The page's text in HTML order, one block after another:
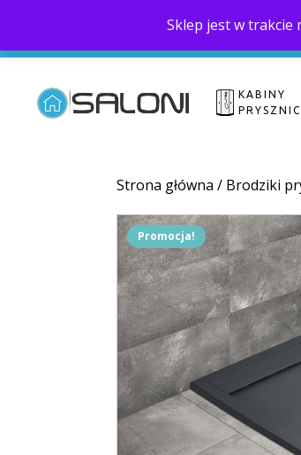
Sklep jest w trakcie
KABINY
Strona główna / Brodziki
Promocja!